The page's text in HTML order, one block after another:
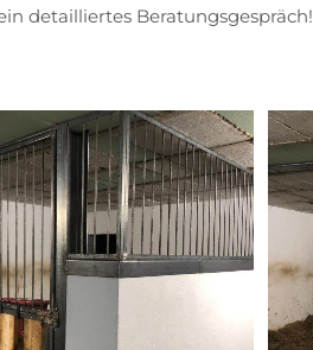
detailliertes Beratungsgespräch!